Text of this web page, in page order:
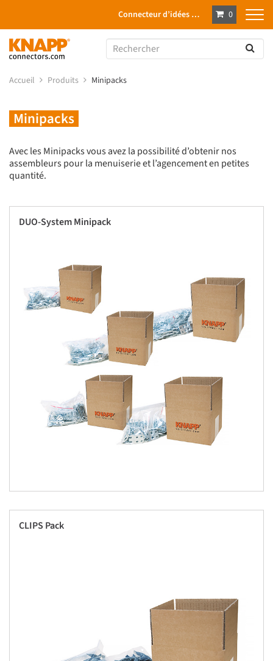
Connecteur d’idées … 0
Accueil Produits Minipacks
Minipacks
Avec les Minipacks vous avez la possibilité d’obtenir nos
assembleurs pour la menuiserie et l’agencement en petites
quantité.
DUO-System Minipack
CLIPS Pack